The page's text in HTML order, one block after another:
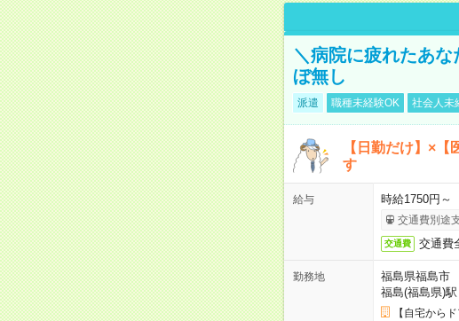
＼病院に疲れたあ
ぼ無し
派遣 職種未経験OK 社会人未
【日勤だけ】×
す
給与 時給1750円
交通費別途
交通費 交通費
勤務地
福島県福島市
福島(福島県)駅
【自宅から